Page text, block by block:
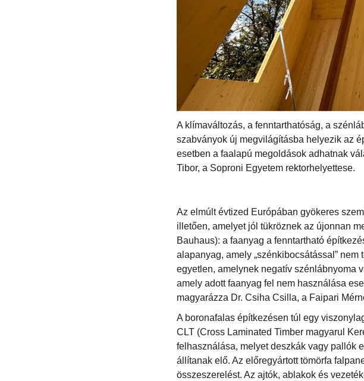
A klímaváltozás, a fenntarthatóság, a
szabványok új megvilágításba helyezik az
esetben a faalapú megoldások adhatnak
Tibor, a Soproni Egyetem rektorhelyettese.
Az elmúlt évtized Európában gyökeres
illetően, amelyet jól tükröznek az újonnan
Bauhaus): a faanyag a fenntartható
alapanyag, amely „szénkibocsátással”
egyetlen, amelynek negatív szénlábnyoma
amely adott faanyag fel nem használása
magyarázza Dr. Csiha Csilla, a Faipari
A boronafalas építkezésen túl egy
CLT (Cross Laminated Timber magyarul
felhasználása, melyet deszkák vagy pallók
állítanak elő. Az előregyártott tömörfa
összeszerelést. Az ajtók, ablakok és